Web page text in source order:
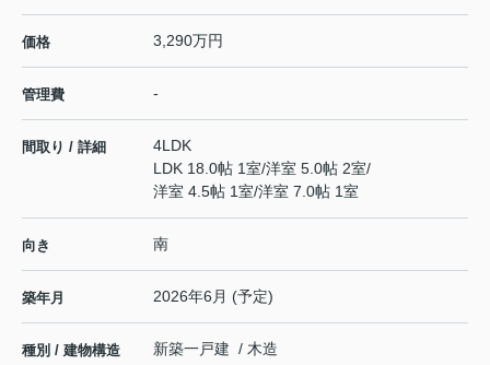
価格 3,290万円
管理費 -
間取り / 詳細
4LDK
LDK 18.0帖 1室/洋室 5.0帖 2室/
洋室 4.5帖 1室/洋室 7.0帖 1室
向き 南
築年月 2026年6月 (予定)
種別 / 建物構造 新築一戸建 / 木造